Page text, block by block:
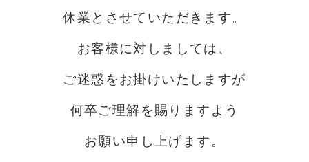
休業とさせていただきます。
お客様に対しましては、
ご迷惑をお掛けいたしますが
何卒ご理解を賜りますよう
お願い申し上げます。